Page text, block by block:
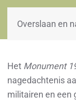
Overslaan en
WOII-HW
Het Monument
nagedachtenis
militairen en een